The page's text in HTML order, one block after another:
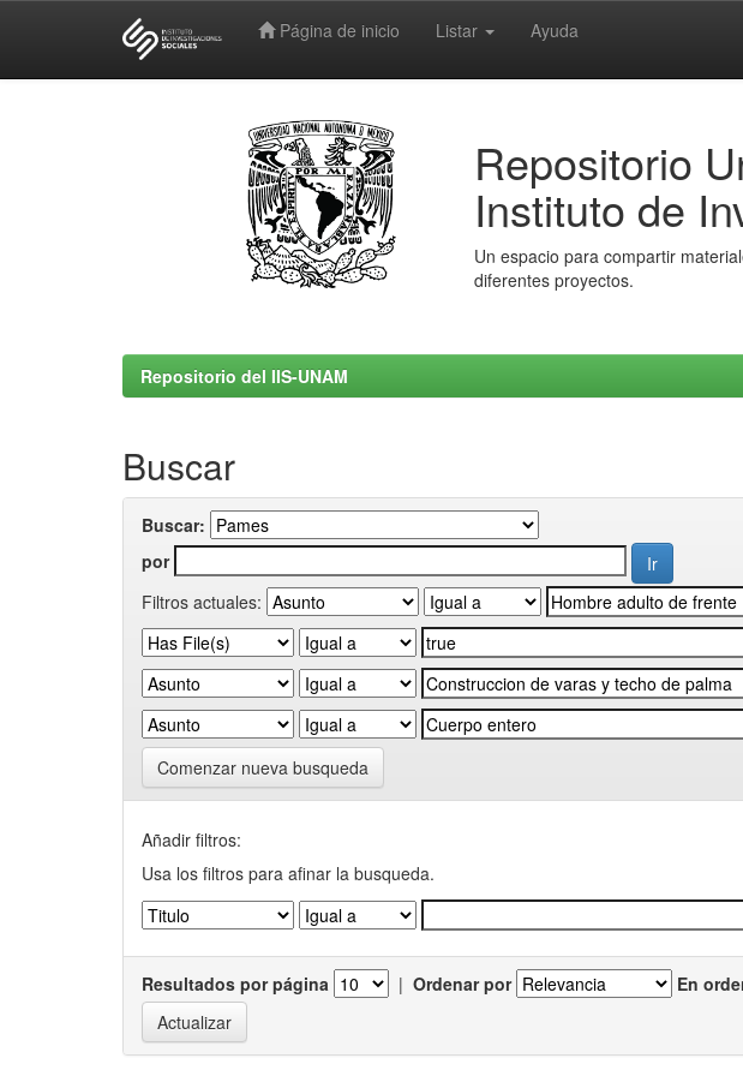
Página de inicio Listar Ayuda
Repositorio
Instituto de
Un espacio para compartir
diferentes proyectos.
Repositorio del IIS-UNAM
Buscar
Buscar:
por
Filtros actuales:
Comenzar nueva busqueda
Añadir filtros:
Usa los filtros para afinar la busqueda.
Resultados por página | Ordenar por En